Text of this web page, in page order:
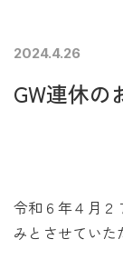
モデルハウス
会社情報
2024.4.26
GW連休の
令和６年４月２
みとさせていた